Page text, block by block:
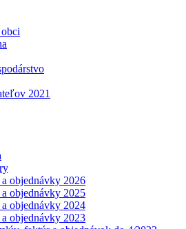
2021
objednávky 2026
objednávky 2025
objednávky 2024
objednávky 2023